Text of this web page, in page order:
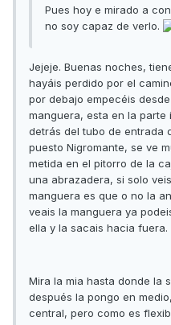
Pues hoy e mirado a
no soy capaz de verlo.
Jejeje. Buenas noches,
hayáis perdido por el
por debajo empecéis
manguera, esta en la
detrás del tubo de entrada
puesto Nigromante, se ve
metida en el pitorro de la
una abrazadera, si solo
manguera es que o no la
veais la manguera ya
ella y la sacais hacia fuera.
Mira la mia hasta donde la
después la pongo en
central, pero como es